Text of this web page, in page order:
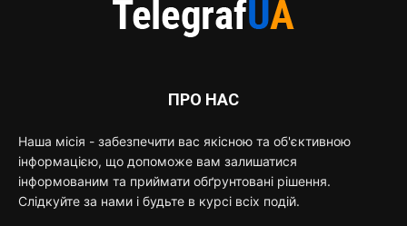
ПРО НАС
Наша місія - забезпечити вас якісною та об'єктивною
інформацією, що допоможе вам залишатися
інформованим та приймати обґрунтовані рішення.
Слідкуйте за нами і будьте в курсі всіх подій.